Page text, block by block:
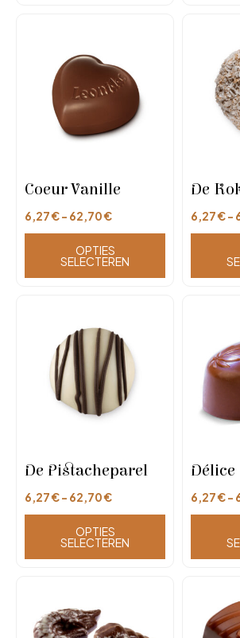
Coeur Vanille
6,27€- 62,70€
OPTIES
SELECTEREN
De
6,27€-
De Pistacheparel
6,27€- 62,70€
OPTIES
SELECTEREN
Délice
6,27€-